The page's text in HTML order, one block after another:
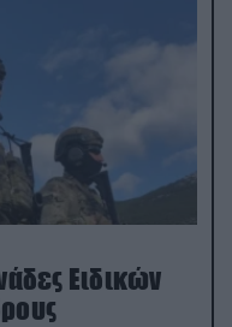
Ειδικών